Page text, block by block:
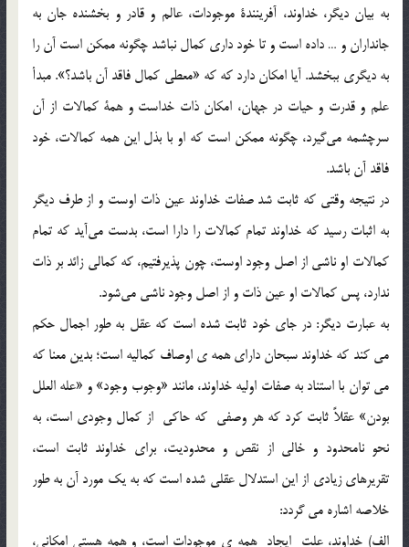
به بيان ديگر، خداوند، آفرينندة موجودات، عالم و قادر و بخشنده جان به
جانداران و … داده است و تا خود داري كمال نباشد چگونه ممكن است آن را
به ديگري ببخشد. آيا امكان دارد كه كه «معطي كمال فاقد آن باشد؟». مبدأ
علم و قدرت و حيات در جهان، امكان ذات خداست و همة كمالات از آن
سرچشمه مي‌گيرد، چگونه ممكن است كه او با بذل اين همه كمالات، خود
فاقد آن باشد.
در نتيجه وقتي كه ثابت شد صفات خداوند عين ذات اوست و از طرف ديگر
به اثبات رسيد كه خداوند تمام كمالات را دارا است، بدست مي‌آيد كه تمام
كمالات او ناشي از اصل وجود اوست، چون پذيرفتيم، كه كمالي زائد بر ذات
ندارد، پس كمالات او عين ذات و از اصل وجود ناشي مي‌شود.
به عبارت ديگر: در جاي خود ثابت شده است که عقل به طور اجمال حکم
مي کند که خداوند سبحان داراي همه ي اوصاف کماليه است؛ بدين معنا که
مي توان با استناد به صفات اوليه خداوند، مانند «وجوب وجود» و «عله العلل
بودن» عقلاً ثابت کرد که هر وصفي که حاکي از کمال وجودي است، به
نحو نامحدود و خالي از نقص و محدوديت، براي خداوند ثابت است،
تقريرهاي زيادي از اين استدلال عقلي شده است که به يک مورد آن به طور
خلاصه اشاره مي گردد:
الف) خداوند، علت ايجاد همه ي موجودات است، و همه هستي امکاني،